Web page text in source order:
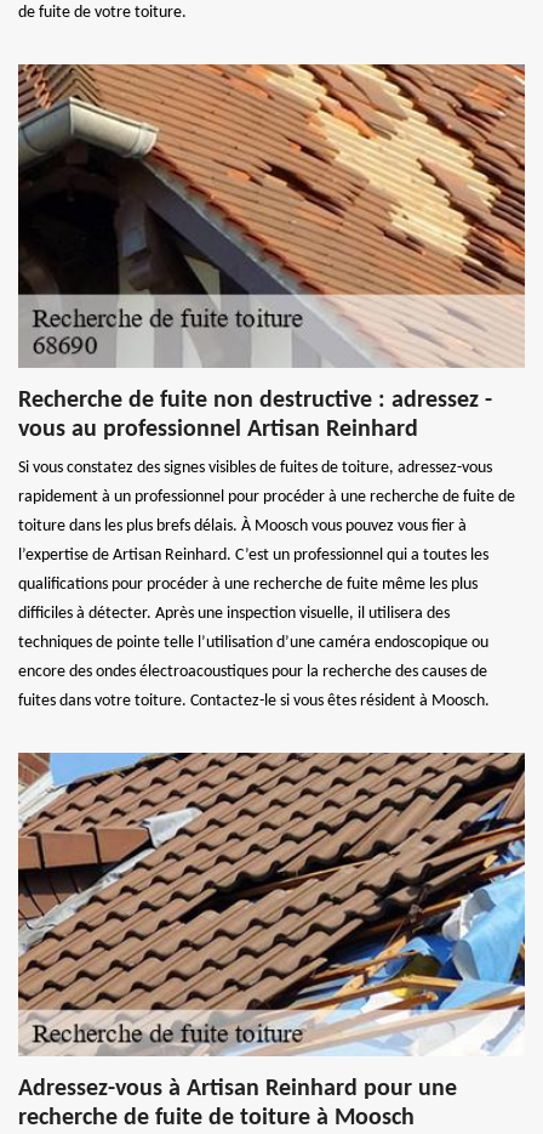
de fuite de votre toiture.
Recherche de fuite non destructive : adressez -
vous au professionnel Artisan Reinhard
Si vous constatez des signes visibles de fuites de toiture, adressez-vous
rapidement à un professionnel pour procéder à une recherche de fuite de
toiture dans les plus brefs délais. À Moosch vous pouvez vous fier à
l’expertise de Artisan Reinhard. C’est un professionnel qui a toutes les
qualifications pour procéder à une recherche de fuite même les plus
difficiles à détecter. Après une inspection visuelle, il utilisera des
techniques de pointe telle l’utilisation d’une caméra endoscopique ou
encore des ondes électroacoustiques pour la recherche des causes de
fuites dans votre toiture. Contactez-le si vous êtes résident à Moosch.
Adressez-vous à Artisan Reinhard pour une
recherche de fuite de toiture à Moosch